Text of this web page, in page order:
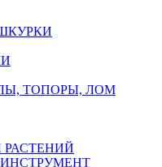
ТОПОРЫ, ЛОМ
РАСТЕНИЙ